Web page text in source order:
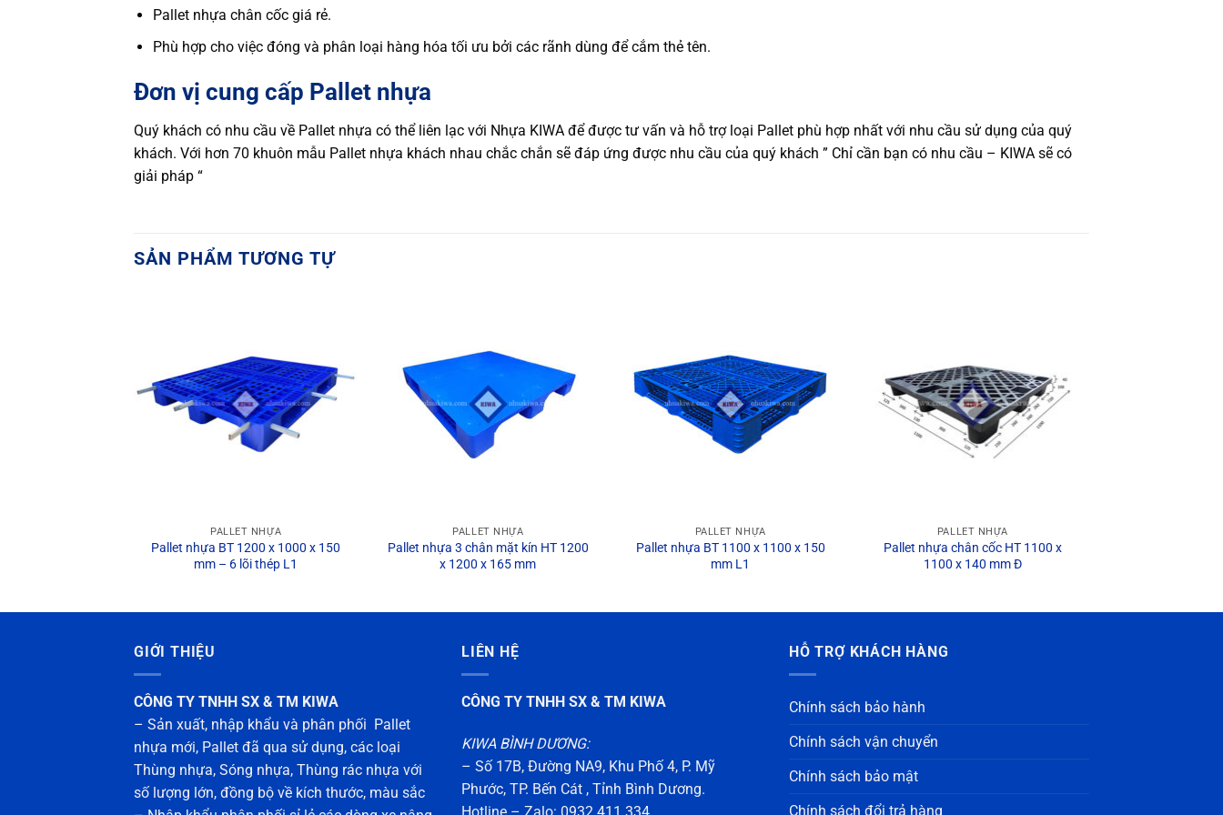
Pallet nhựa chân cốc giá rẻ.
Phù hợp cho việc đóng và phân loại hàng hóa tối ưu bởi các rãnh dùng để cắm thẻ tên.
Đơn vị cung cấp Pallet nhựa
Quý khách có nhu cầu về Pallet nhựa có thể liên lạc với Nhựa KIWA để được tư vấn và hỗ trợ loại Pallet phù hợp nhất với nhu cầu sử dụng của quý
khách. Với hơn 70 khuôn mẫu Pallet nhựa khách nhau chắc chắn sẽ đáp ứng được nhu cầu của quý khách ” Chỉ cần bạn có nhu cầu – KIWA sẽ có
giải pháp “
SẢN PHẨM TƯƠNG TỰ
PALLET NHỰA
Pallet nhựa BT 1200 x 1000 x 150
mm – 6 lõi thép L1
PALLET NHỰA
Pallet nhựa 3 chân mặt kín HT 1200
x 1200 x 165 mm
PALLET NHỰA
Pallet nhựa BT 1100 x 1100 x 150
mm L1
PALLET NHỰA
Pallet nhựa chân cốc HT 1100 x
1100 x 140 mm Đ
GIỚI THIỆU
CÔNG TY TNHH SX & TM KIWA
– Sản xuất, nhập khẩu và phân phối Pallet
nhựa mới, Pallet đã qua sử dụng, các loại
Thùng nhựa, Sóng nhựa, Thùng rác nhựa với
số lượng lớn, đồng bộ về kích thước, màu sắc
LIÊN HỆ
CÔNG TY TNHH SX & TM KIWA
KIWA BÌNH DƯƠNG:
– Số 17B, Đường NA9, Khu Phố 4, P. Mỹ
Phước, TP. Bến Cát , Tỉnh Bình Dương.
Hotline – Zalo: 0932.411.334
HỖ TRỢ KHÁCH HÀNG
Chính sách bảo hành
Chính sách vận chuyển
Chính sách bảo mật
Chính sách đổi trả hàng